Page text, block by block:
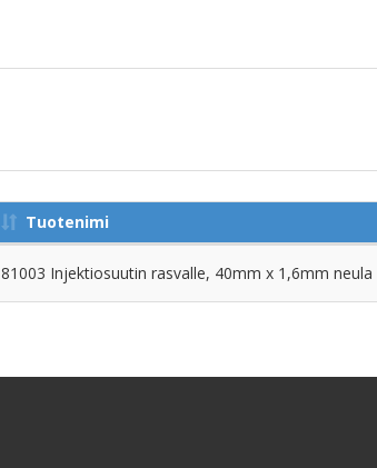
Tuotenimi
81003 Injektiosuutin rasvalle, 40mm x 1,6mm neula